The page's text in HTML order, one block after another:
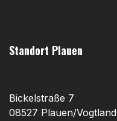
Standort Plauen
Bickelstraße 7
08527 Plauen/Vogtland